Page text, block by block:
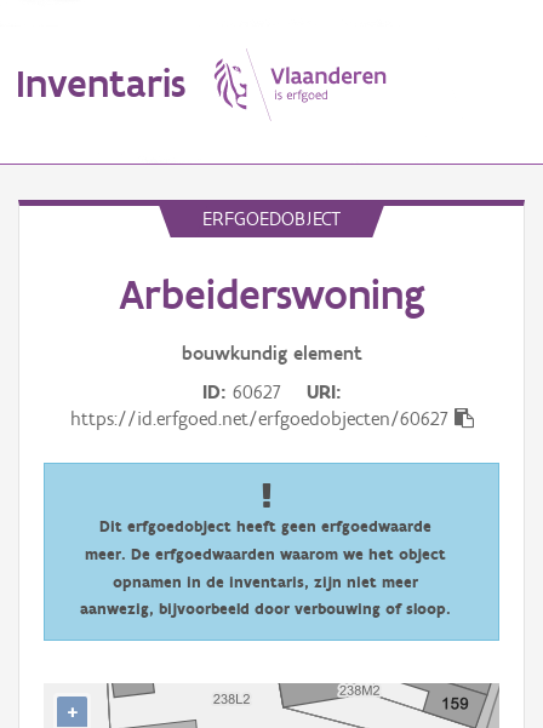
Inventaris
Persoon of collectief
Downloads
Aanmelden
ERFGOEDOBJECT
Arbeiderswoning
bouwkundig element
ID 60627
URI
https://id.erfgoed.net/erfgoedobjecten/60627
Dit erfgoedobject heeft geen erfgoedwaarde
meer. De erfgoedwaarden waarom we het object
opnamen in de inventaris, zijn niet meer
aanwezig, bijvoorbeeld door verbouwing of sloop.
+